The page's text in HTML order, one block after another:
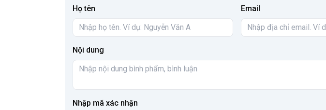
Họ tên Email
Nội dung
Nhập mã xác nhận